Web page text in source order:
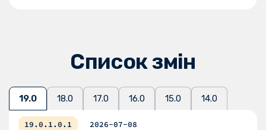
Список змін
19.0 18.0 17.0 16.0 15.0 14.0
19.0.1.0.1 2026-07-08